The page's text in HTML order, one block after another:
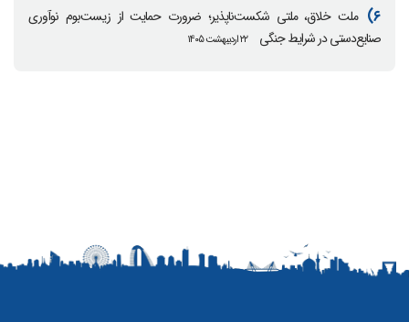
۶)
ملت خلاق، ملتی شکست‌ناپذیر؛ ضرورت حمایت از زیست‌بوم نوآوری
صنایع‌دستی در شرایط جنگی
۲۲ اردیبهشت ۱۴۰۵